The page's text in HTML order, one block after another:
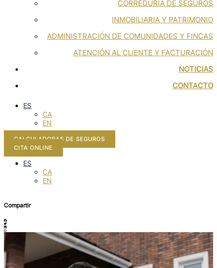
CORREDURÍA DE SEGUROS
INMOBILIARIA Y PATRIMONIO
ADMINISTRACIÓN DE COMUNIDADES Y FINCAS
ATENCIÓN AL CLIENTE Y FACTURACIÓN
NOTICIAS
CONTACTO
ES
CA
EN
CALCULADORAS DE SEGUROS
CITA ONLINE
ES
CA
EN
Compartir